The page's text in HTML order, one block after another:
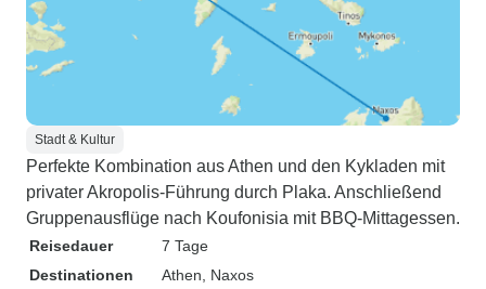
Stadt & Kultur
Perfekte Kombination aus Athen und den Kykladen mit
privater Akropolis-Führung durch Plaka. Anschließend
Gruppenausflüge nach Koufonisia mit BBQ-Mittagessen.
Reisedauer
7 Tage
Destinationen
Athen , Naxos